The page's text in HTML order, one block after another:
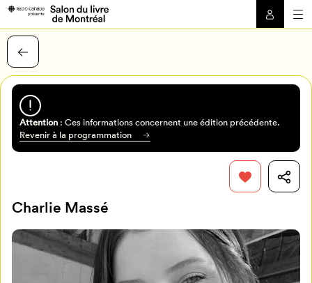
Attention: Ces informations concernent une édition précédente.
Revenir à la programmation
Charlie Massé